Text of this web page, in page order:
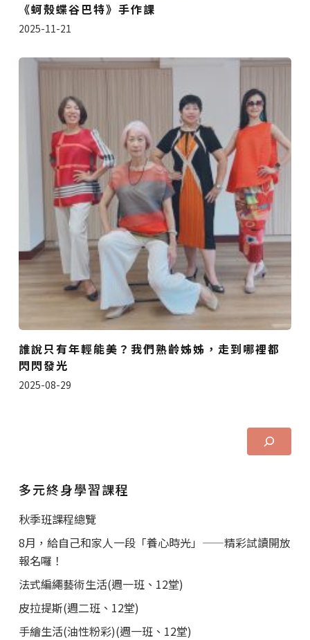
《蚵殼蝶谷巴特》手作課
2025-11-21
誰說只有年輕能美？我們熟齡姊姊，走到哪裡都
閃閃發光
2025-08-29
多元終身學習課程
秋季班課程總覽
8月，給自己和家人一段「養心時光」——精彩試讀開放
報名囉！
法式編繩藝術生活(週一班、12堂)
皮拉提斯(週二班、12堂)
手繪生活(油性粉彩)(週一班、12堂)